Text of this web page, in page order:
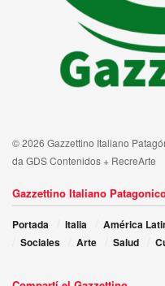
© 2026 Gazzettino Italiano
da GDS Contenidos + RecreArte
Gazzettino Italiano
Portada Italia América
Sociales
Arte Salud